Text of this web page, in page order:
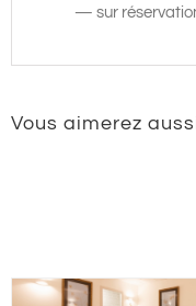
— sur
Vous aimerez